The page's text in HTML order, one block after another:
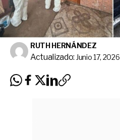
RUTH HERNÁNDEZ
Actualizado: Junio 17, 2026